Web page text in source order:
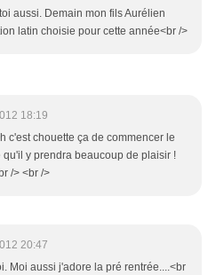
aussi. Demain mon fils Aurélien
latin choisie pour cette année<br />
18:19
c'est chouette ça de commencer le
qu'il y prendra beaucoup de plaisir !
/> <br />
20:47
Moi aussi j'adore la pré rentrée....<br